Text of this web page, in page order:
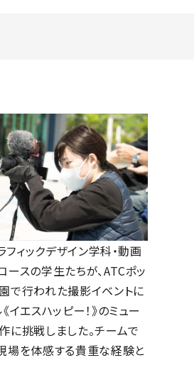
験授業
ィックデザイン学科・動画
ースの学生たちが、ATCポッ
で行われた撮影イベントに
イエスハッピー！》のミュー
に挑戦しました。チームで
場を体感する貴重な経験と